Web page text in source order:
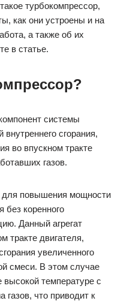
турбокомпрессор,
как они устроены и на
а также об их
в статье.
системы
внутреннего сгорания,
во впускном тракте
газов.
для повышения мощности
без коренного
Данный агрегат
тракте двигателя,
увеличенного
смеси. В этом случае
высокой температуре с
что приводит к